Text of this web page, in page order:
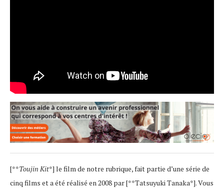
[**Toujin Kit*] le film de notre rubrique, fait partie d’une série de
cinq films et a été réalisé en 2008 par [**Tatsuyuki Tanaka*]. Vous